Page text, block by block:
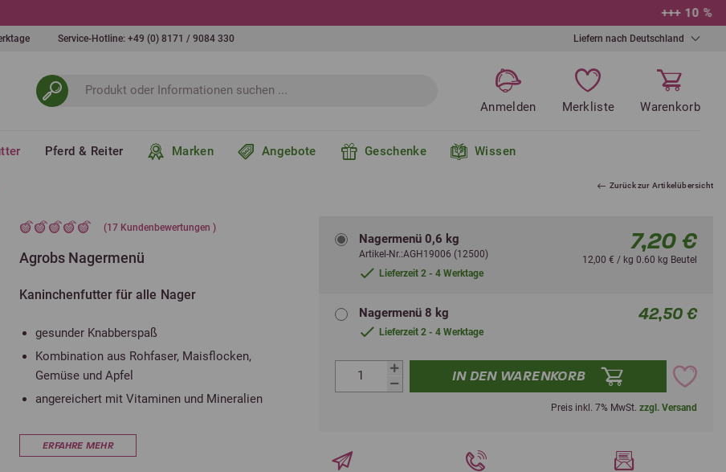
Service-Hotline: +49 (0) 8171 / 9084 330 Liefern nach Deutschland
Anmelden Merkliste Warenkorb
Pferd & Reiter Marken Angebote Geschenke Wissen
Zurück zur Artikelübersicht
(17 Kundenbewertungen )
Agrobs Nagermenü
Kaninchenfutter für alle Nager
gesunder Knabberspaß
Kombination aus Rohfaser, Maisflocken,
Gemüse und Apfel
angereichert mit Vitaminen und Mineralien
ERFAHRE MEHR
Nagermenü 0,6 kg
Artikel-Nr.:AGH19006 (12500)
Lieferzeit 2 - 4 Werktage
7,20 €
12,00 € / kg 0.60 kg Beutel
Nagermenü 8 kg
Lieferzeit 2 - 4 Werktage
42,50 €
IN DEN WARENKORB
Preis inkl. 7% MwSt. zzgl. Versand